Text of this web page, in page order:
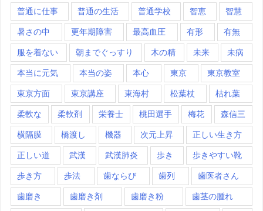
普通に仕事 普通の生活 普通学校 智恵 智慧
暑さの中 更年期障害 最高血圧 有形 有無
服を着ない 朝までぐっすり 木の精 未来 未病
本当に元気 本当の姿 本心 東京 東京教室
東京方面 東京講座 東海村 松葉杖 枯れ葉
柔軟な 柔軟剤 栄養士 桃田選手 梅花 森信三
横隔膜 橋渡し 機器 次元上昇 正しい生き方
正しい道 武漢 武漢肺炎 歩き 歩きやすい靴
歩き方 歩法 歯ならび 歯列 歯医者さん
歯磨き 歯磨き剤 歯磨き粉 歯茎の腫れ